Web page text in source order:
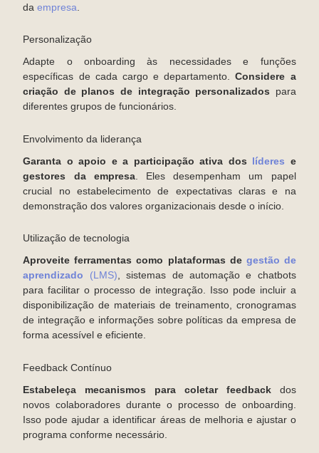
daempresa
Personalização
Adapte o onboarding às necessidades e funções
específicas de cada cargo e departamento.Considere a
criação de planos de integração personalizados para
diferentes grupos de funcionários.
Envolvimento da liderança
Garanta o apoio e a participação ativa dos líderes e
gestores da empresa. Eles desempenham um papel
crucial no estabelecimento de expectativas claras e na
demonstração dos valores organizacionais desde o início.
Utilização de tecnologia
Aproveite ferramentas como plataformas de gestão de
aprendizado (LMS), sistemas de automação e chatbots
para facilitar o processo de integração. Isso pode incluir a
disponibilização de materiais de treinamento, cronogramas
de integração e informações sobre políticas da empresa de
forma acessível e eficiente.
Feedback Contínuo
Estabeleça mecanismos para coletar feedbackdos
novos colaboradores durante o processo de onboarding.
Isso pode ajudar a identificar áreas de melhoria e ajustar o
programa conforme necessário.